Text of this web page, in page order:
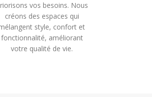
vos besoins. Nous
créons des espaces qui
style, confort et
fonctionnalité, améliorant
votre qualité de vie.